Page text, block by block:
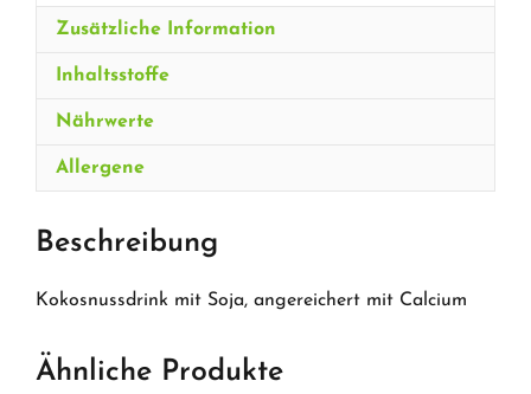
Zusätzliche Information
Inhaltsstoffe
Nährwerte
Allergene
Beschreibung
Kokosnussdrink mit Soja, angereichert mit Calcium
Ähnliche Produkte